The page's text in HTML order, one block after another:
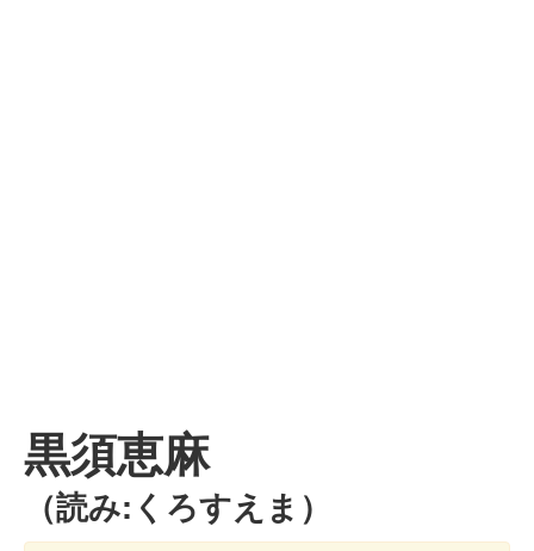
黒須恵麻
（読み:くろすえま）